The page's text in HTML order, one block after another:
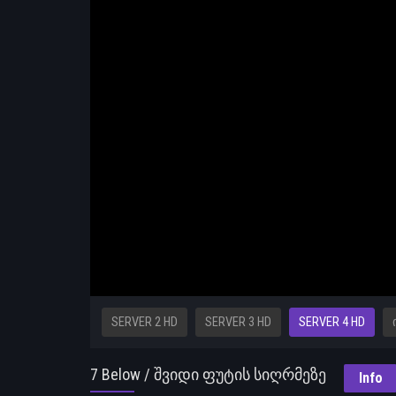
SERVER 2 HD SERVER 3 HD SERVER 4 HD
7 Below / შვიდი ფუტის სიღრმეზე Info